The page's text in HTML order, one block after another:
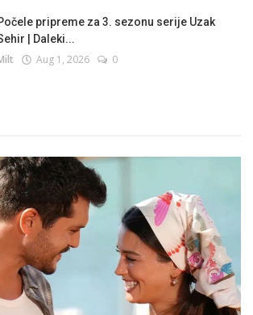
pripreme za 3. sezonu serije Uzak
| Daleki...
Aug 1, 2026 0